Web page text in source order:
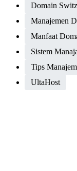
Domain
Manajemen
Manfaat
Sistem
Tips
UltaHost